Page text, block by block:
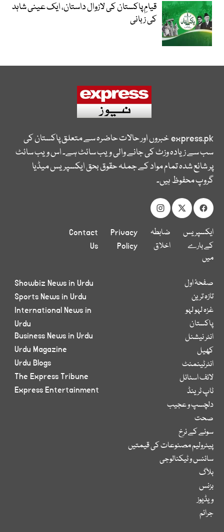
قیامِ پاکستان کی لازوال داستان، ایک عینی شاہد
کی زبانی
express.pkخبروں اور حالات حاضرہ سے متعلق پاکستان کی
سب سے زیادہ وزٹ کی جانے والی ویب سائٹ ہے۔ اس ویب سائٹ
پر شائع شدہ تمام مواد کے جملہ حقوق بحق ایکسپریس میڈیا
گروپ محفوظ ہیں۔
ایکسپریس
کے بارے
میں
ضابطہ
اخلاق
Privacy
Policy
Contact
Us
صفحۂ اول
تازہ ترین
غزہ لہو لہو
پاکستان
انٹر نیشنل
کھیل
انٹرٹینمنٹ
لائف اسٹائل
ٹاپ ٹرینڈ
دلچسپ و عجیب
صحت
سونے کے نرخ
پیٹرولیم مصنوعات کی قیمتیں
سائنس و ٹیکنالوجی
بلاگ
بزنس
ویڈیوز
جرائم
Showbiz News in Urdu
Sports News in Urdu
International News in
Urdu
Business News in Urdu
Urdu Magazine
Urdu Blogs
The Express Tribune
Express Entertainment